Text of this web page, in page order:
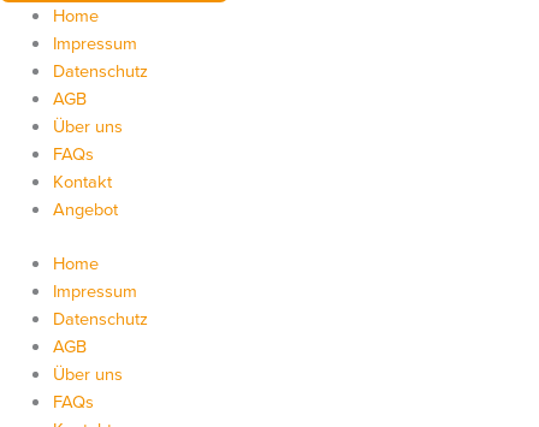
Home
Impressum
Datenschutz
AGB
Über uns
FAQs
Kontakt
Angebot
Home
Impressum
Datenschutz
AGB
Über uns
FAQs